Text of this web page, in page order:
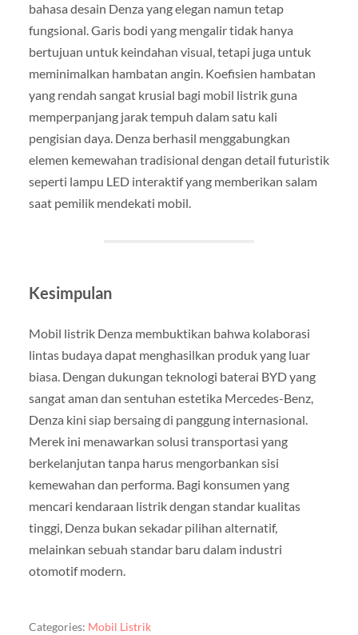
bahasa desain Denza yang elegan namun tetap
fungsional. Garis bodi yang mengalir tidak hanya
bertujuan untuk keindahan visual, tetapi juga untuk
meminimalkan hambatan angin. Koefisien hambatan
yang rendah sangat krusial bagi mobil listrik guna
memperpanjang jarak tempuh dalam satu kali
pengisian daya. Denza berhasil menggabungkan
elemen kemewahan tradisional dengan detail futuristik
seperti lampu LED interaktif yang memberikan salam
saat pemilik mendekati mobil.
Kesimpulan
Mobil listrik Denza membuktikan bahwa kolaborasi
lintas budaya dapat menghasilkan produk yang luar
biasa. Dengan dukungan teknologi baterai BYD yang
sangat aman dan sentuhan estetika Mercedes-Benz,
Denza kini siap bersaing di panggung internasional.
Merek ini menawarkan solusi transportasi yang
berkelanjutan tanpa harus mengorbankan sisi
kemewahan dan performa. Bagi konsumen yang
mencari kendaraan listrik dengan standar kualitas
tinggi, Denza bukan sekadar pilihan alternatif,
melainkan sebuah standar baru dalam industri
otomotif modern.
Categories: Mobil Listrik